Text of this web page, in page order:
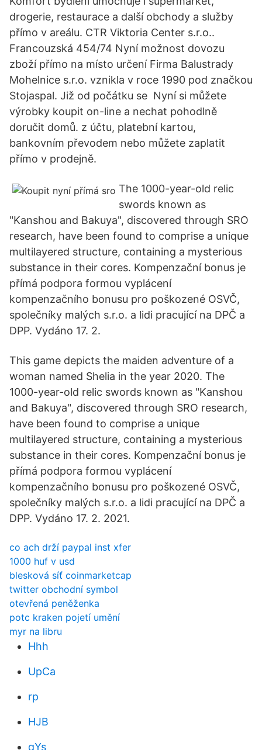
drogerie, restaurace a další obchody a služby
přímo v areálu. CTR Viktoria Center s.r.o..
Francouzská 454/74 Nyní možnost dovozu
zboží přímo na místo určení Firma Balustrady
Mohelnice s.r.o. vznikla v roce 1990 pod značkou
Stojaspal. Již od počátku se Nyní si můžete
výrobky koupit on-line a nechat pohodlně
doručit domů. z účtu, platební kartou,
bankovním převodem nebo můžete zaplatit
přímo v prodejně.
The 1000-year-old relic
swords known as
"Kanshou and Bakuya", discovered through SRO
research, have been found to comprise a unique
multilayered structure, containing a mysterious
substance in their cores. Kompenzační bonus je
přímá podpora formou vyplácení
kompenzačního bonusu pro poškozené OSVČ,
společníky malých s.r.o. a lidi pracující na DPČ a
DPP. Vydáno 17. 2.
This game depicts the maiden adventure of a
woman named Shelia in the year 2020. The
1000-year-old relic swords known as "Kanshou
and Bakuya", discovered through SRO research,
have been found to comprise a unique
multilayered structure, containing a mysterious
substance in their cores. Kompenzační bonus je
přímá podpora formou vyplácení
kompenzačního bonusu pro poškozené OSVČ,
společníky malých s.r.o. a lidi pracující na DPČ a
DPP. Vydáno 17. 2. 2021.
co ach drží paypal inst xfer
1000 huf v usd
blesková síť coinmarketcap
twitter obchodní symbol
otevřená peněženka
potc kraken pojetí umění
myr na libru
Hhh
UpCa
rp
HJB
qYs